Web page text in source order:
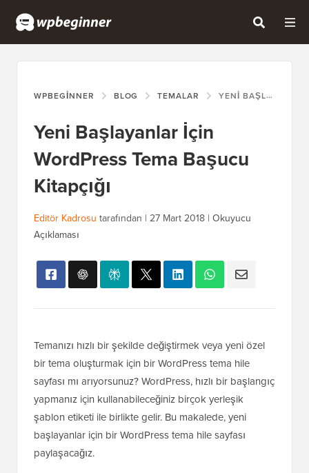
WPBEGINNER BLOG TEMALAR YENI BAŞLAYANLAR İÇIN WORDPRESS TEMA BAŞUCU KITAPÇIĞI
Yeni Başlayanlar İçin
WordPress Tema Başucu
Kitapçığı
Editör Kadrosu tarafından | 27 Mart 2018 | Okuyucu
Açıklaması
Temanızı hızlı bir şekilde değiştirmek veya yeni özel
bir tema oluşturmak için bir WordPress tema hile
sayfası mı arıyorsunuz? WordPress, hızlı bir başlangıç
yapmanız için kullanabileceğiniz birçok yerleşik
şablon etiketi ile birlikte gelir. Bu makalede, yeni
başlayanlar için bir WordPress tema hile sayfası
paylaşacağız.